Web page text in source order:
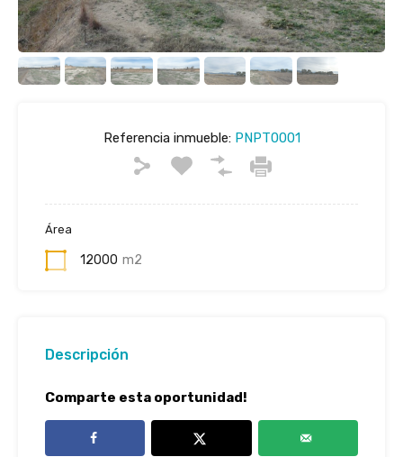
Referencia inmueble:PNPT0001
Área
12000 m2
Descripción
Comparte esta oportunidad!